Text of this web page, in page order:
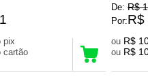
no pix
no cartão
De: R$
Por:R$
ou R$
ou R$